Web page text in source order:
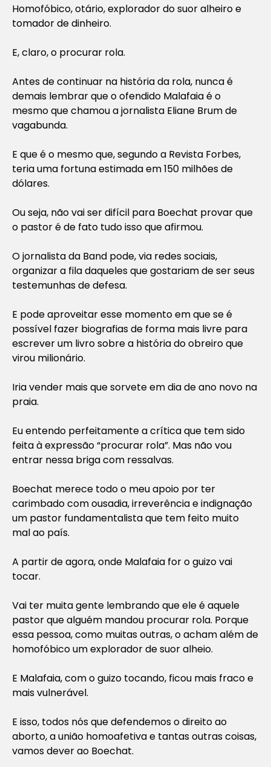
Homofóbico, otário, explorador do suor alheiro e
tomador de dinheiro.
E, claro, o procurar rola.
Antes de continuar na história da rola, nunca é
demais lembrar que o ofendido Malafaia é o
mesmo que chamou a jornalista Eliane Brum de
vagabunda.
E que é o mesmo que, segundo a Revista Forbes,
teria uma fortuna estimada em 150 milhões de
dólares.
Ou seja, não vai ser difícil para Boechat provar que
o pastor é de fato tudo isso que afirmou.
O jornalista da Band pode, via redes sociais,
organizar a fila daqueles que gostariam de ser seus
testemunhas de defesa.
E pode aproveitar esse momento em que se é
possível fazer biografias de forma mais livre para
escrever um livro sobre a história do obreiro que
virou milionário.
Iria vender mais que sorvete em dia de ano novo na
praia.
Eu entendo perfeitamente a crítica que tem sido
feita à expressão “procurar rola”. Mas não vou
entrar nessa briga com ressalvas.
Boechat merece todo o meu apoio por ter
carimbado com ousadia, irreverência e indignação
um pastor fundamentalista que tem feito muito
mal ao país.
A partir de agora, onde Malafaia for o guizo vai
tocar.
Vai ter muita gente lembrando que ele é aquele
pastor que alguém mandou procurar rola. Porque
essa pessoa, como muitas outras, o acham além de
homofóbico um explorador de suor alheio.
E Malafaia, com o guizo tocando, ficou mais fraco e
mais vulnerável.
E isso, todos nós que defendemos o direito ao
aborto, a união homoafetiva e tantas outras coisas,
vamos dever ao Boechat.